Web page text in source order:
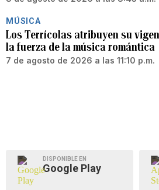
MÚSICA
Los Terrícolas atribuyen su
la fuerza de la música romántica
7 de agosto de 2026 a las 11:10 p.m.
DISPONIBLE EN
Google Play